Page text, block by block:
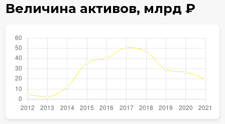
Величина активов, млрд ₽